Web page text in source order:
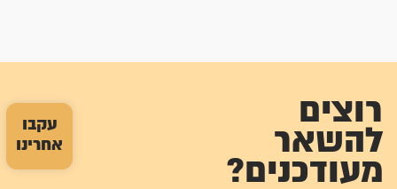
עקבו
אחרינו
רוצים
להשאר
מעודכנים?